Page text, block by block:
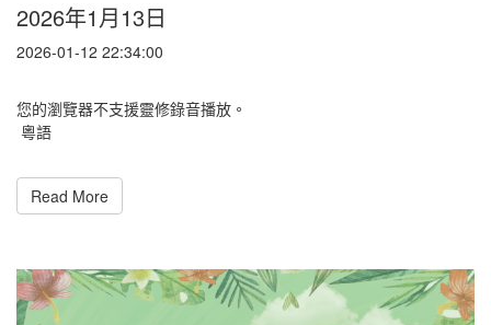
2026年1月13日
2026-01-12 22:34:00
您的瀏覽器不支援靈修錄音播放。
粵語
Read More